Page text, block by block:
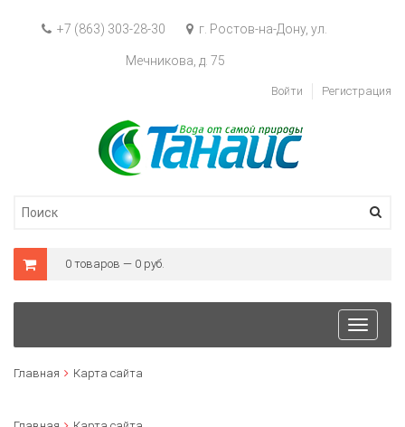
+7 (863) 303-28-30 г. Ростов-на-Дону, ул.
Мечникова, д. 75
Войти Регистрация
0 товаров — 0 руб.
Toggle
Главная Карта сайта